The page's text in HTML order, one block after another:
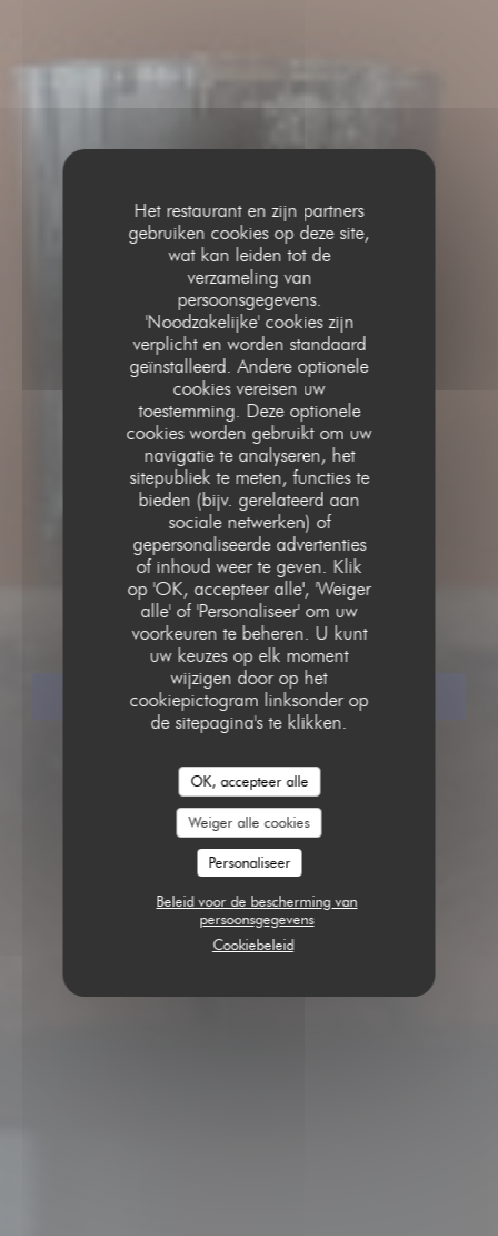
Het restaurant en zijn partners
gebruiken cookies op deze site,
wat kan leiden tot de
verzameling van
persoonsgegevens.
'Noodzakelijke' cookies zijn
verplicht en worden standaard
geïnstalleerd. Andere optionele
cookies vereisen uw
toestemming. Deze optionele
cookies worden gebruikt om uw
navigatie te analyseren, het
sitepubliek te meten, functies te
bieden (bijv. gerelateerd aan
sociale netwerken) of
gepersonaliseerde advertenties
of inhoud weer te geven. Klik
op 'OK, accepteer alle', 'Weiger
alle' of 'Personaliseer' om uw
voorkeuren te beheren. U kunt
uw keuzes op elk moment
wijzigen door op het
cookiepictogram linksonder op
de sitepagina's te klikken.
OK, accepteer alle
Weiger alle cookies
Personaliseer
Beleid voor de bescherming van
persoonsgegevens
Cookiebeleid
GASTRONOMISCH RESTAURANT
• PARIS
ASPIC
RESERVEER EEN TAFEL